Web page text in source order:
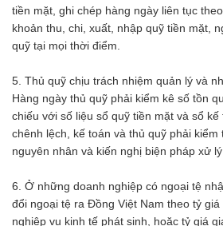
tiền mặt, ghi chép hàng ngày liên tục
khoản thu, chi, xuất, nhập quỹ tiền mặt,
quỹ tại mọi thời điểm.
5. Thủ quỹ chịu trách nhiệm quản lý và
Hàng ngày thủ quỹ phải kiểm kê số tồn
chiếu với số liệu sổ quỹ tiền mặt và sổ
chênh lệch, kế toán và thủ quỹ phải kiểm
nguyên nhân và kiến nghị biện pháp xử lý
6. Ở những doanh nghiệp có ngoại tệ
đổi ngoại tệ ra Đồng Việt Nam theo tỷ
nghiệp vụ kinh tế phát sinh, hoặc tỷ giá